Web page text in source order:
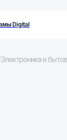
Digital
Электроника и